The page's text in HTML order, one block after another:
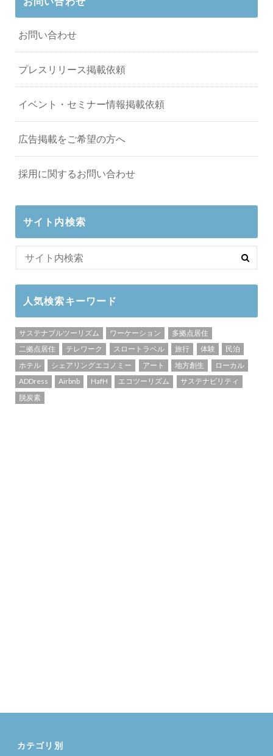
お問い合わせ
プレスリリース掲載依頼
イベント・セミナー情報掲載依頼
広告掲載をご希望の方へ
採用に関するお問い合わせ
サイト内検索
人気検索キーワード
サステナブルツーリズム ワーケーション
多拠点居住
二拠点居住
テレワーク スロートラベル 旅行 体験
民泊
ホテル
シェアリングエコノミー アート 地方創生
ローカル
ADDress
Airbnb HafH エコツーリズム
サステナビリティ
脱炭素
カテゴリ別